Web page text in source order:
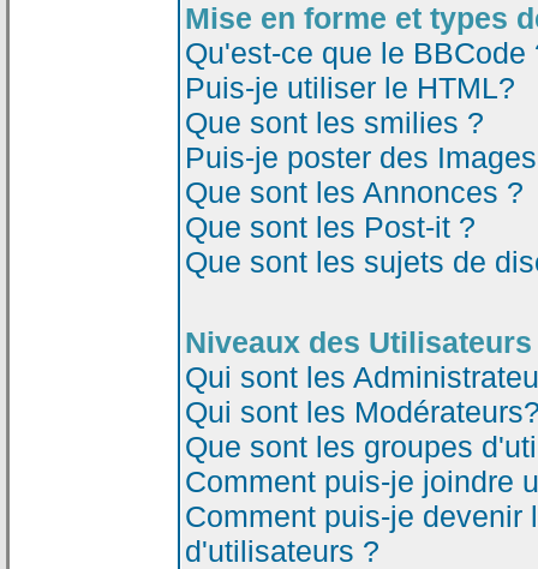
Mise en forme et types
Qu'est-ce que le BBCode
Puis-je utiliser le HTML?
Que sont les smilies ?
Puis-je poster des
Que sont les Annonces ?
Que sont les Post-it ?
Que sont les sujets de
Niveaux des
Qui sont les
Qui sont les
Que sont les groupes
Comment puis-je joindre
Comment puis-je devenir
d'utilisateurs ?